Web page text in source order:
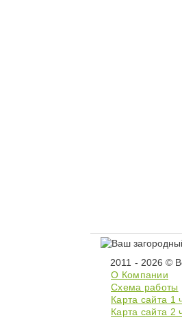
2011 - 2026 ©
О Компании
Схема работы
Карта сайта 1
Карта сайта 2